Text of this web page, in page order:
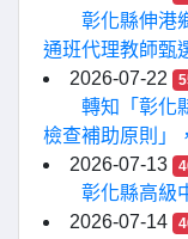
彰化縣伸港
通班代理教師甄
2026-07-22
轉知「彰化
檢查補助原則」
2026-07-13
彰化縣高級
2026-07-14